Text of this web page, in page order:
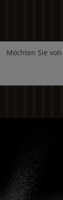
Möchten Sie von